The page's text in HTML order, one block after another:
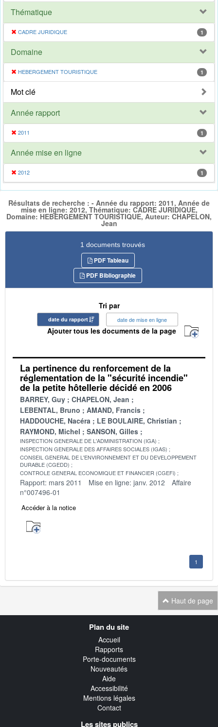
Thématique
CADRE JURIDIQUE 1
Domaine
HEBERGEMENT TOURISTIQUE 1
Mot clé
Année rapport
2011 1
Année mise en ligne
2012 1
Résultats de recherche : - Année du rapport: 2011, Année de
mise en ligne: 2012, Thématique: CADRE JURIDIQUE,
Domaine: HEBERGEMENT TOURISTIQUE, Auteur: CHAPELON,
Jean
1 documents trouvés
PDF Tableau
PDF Bibliographie
Tri par
date du rapport date de mise en ligne
Ajouter tous les documents de la page
La pertinence du renforcement de la
réglementation de la "sécurité incendie"
de la petite hôtellerie décidé en 2006
BARREY, Guy
CHAPELON, Jean
LEBENTAL, Bruno
AMAND, Francis
HADDOUCHE, Nacéra
LE BOULAIRE, Christian
RAYMOND, Michel
SANSON, Gilles
INSPECTION GENERALE DE L'ADMINISTRATION (IGA)
INSPECTION GENERALE DES AFFAIRES SOCIALES (IGAS)
CONSEIL GENERAL DE L'ENVIRONNEMENT ET DU DEVELOPPEMENT
DURABLE (CGEDD)
CONTROLE GENERAL ECONOMIQUE ET FINANCIER (CGEFi)
Rapport: mars 2011 Mise en ligne: janv. 2012
Affaire
n°007496-01
Accéder à la notice
1
Haut de page
Plan du site
Accueil
Rapports
Porte-documents
Nouveautés
Aide
Accessibilité
Mentions légales
Contact
Les sites publics